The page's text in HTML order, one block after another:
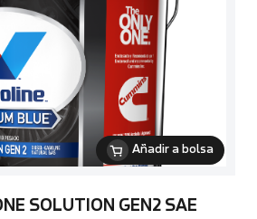
Añadir a bolsa
SOLUTION GEN2 SAE